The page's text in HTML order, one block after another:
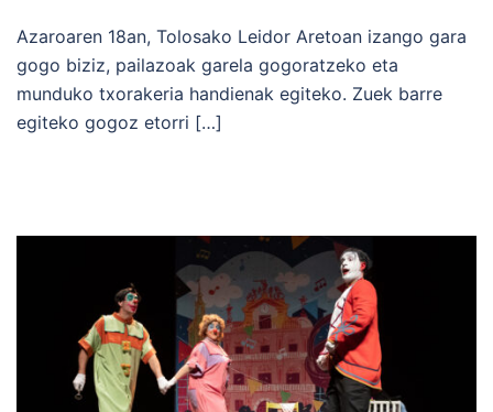
Azaroaren 18an, Tolosako Leidor Aretoan izango gara
gogo biziz, pailazoak garela gogoratzeko eta
munduko txorakeria handienak egiteko. Zuek barre
egiteko gogoz etorri […]